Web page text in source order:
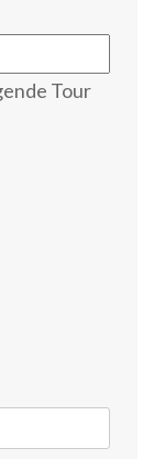
Tour